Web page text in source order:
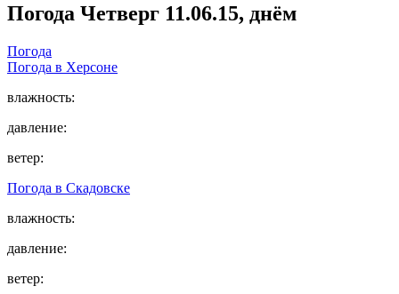
Погода Четверг 11.06.15, днём
Погода
Погода в Херсоне
влажность:
давление:
ветер:
Погода в Скадовске
влажность:
давление:
ветер: